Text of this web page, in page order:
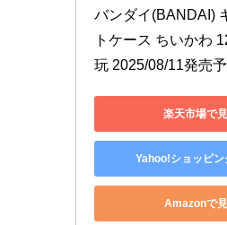
バンダイ(BANDAI)
トケース ちいかわ
玩 2025/08/11発売
楽天市場で
Yahoo!ショッピン
Amazonで